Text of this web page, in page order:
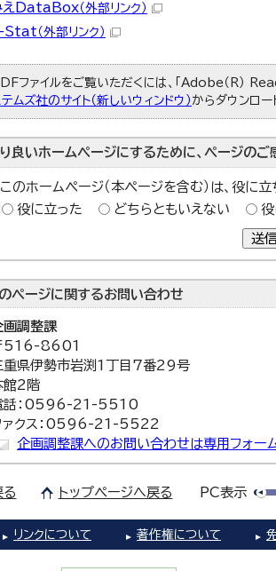
えDataBox（外部リンク）
Stat （外部リンク）
ファイルをご覧いただくには、「Adobe（R）
ムズ社のサイト（新しいウィンドウ） からダウンロー
良いホームページにするために、ページのご
このホームページ（本ページを含む）は、役に
役に立った
どちらともいえない
送
ページに関するお問い合わせ
画調整課
516-8601
重県伊勢市岩渕1丁目7番29号
館2階
話：0596-21-5510
ァクス：0596-21-5522
企画調整課へのお問い合わせは専用フォー
る トップページへ戻る PC表示
リンクについて 著作権について